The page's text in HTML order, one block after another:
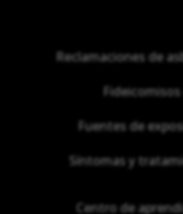
Reclamaciones de
Fuentes de
Síntomas y
Centro de